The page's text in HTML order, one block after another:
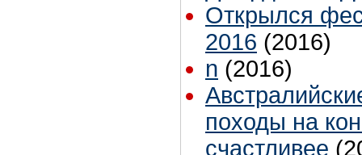
Открылся
2016 (2016)
n (2016)
походы на
счастливее